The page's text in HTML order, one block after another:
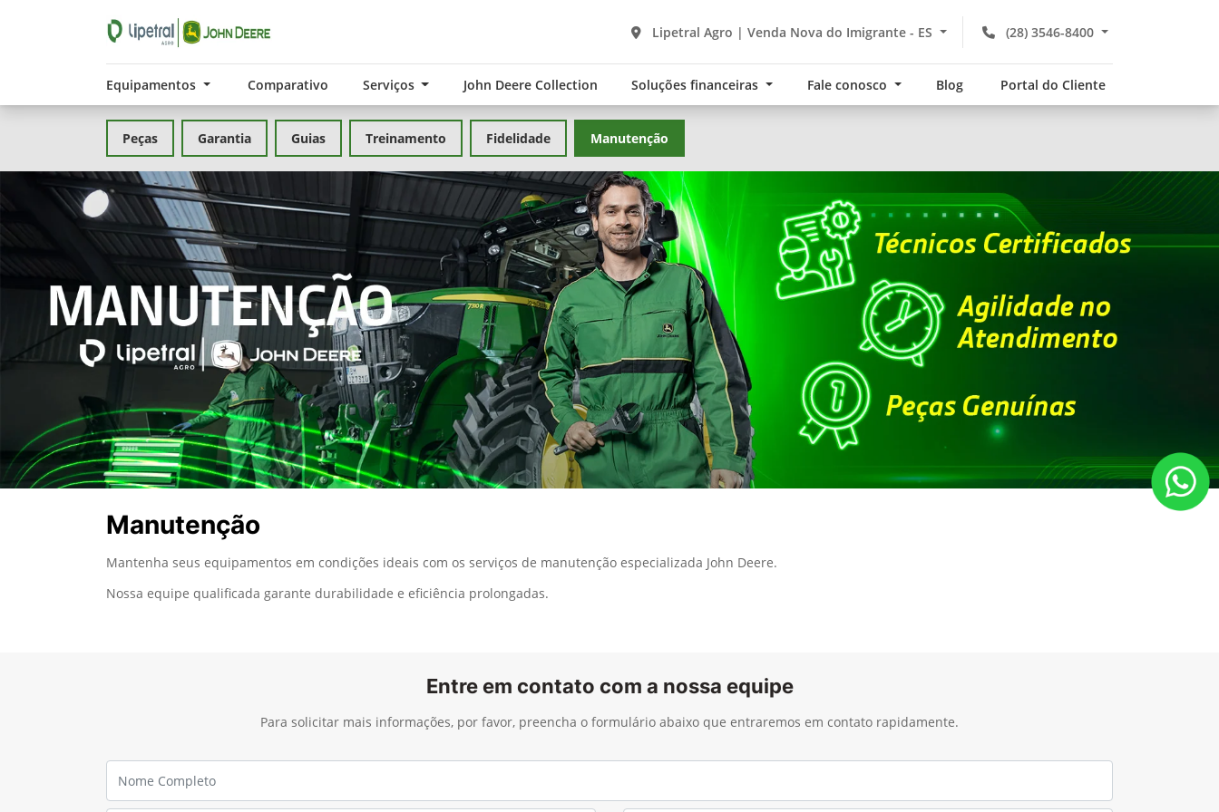
(28) 3546-8400
Lipetral Agro | Venda Nova do Imigrante - ES
Equipamentos Comparativo Serviços John Deere Collection Soluções financeiras Fale conosco Blog Portal do Cliente
Peças Garantia Guias Treinamento Fidelidade Manutenção
Manutenção
Mantenha seus equipamentos em condições ideais com os serviços de manutenção especializada John Deere.
Nossa equipe qualificada garante durabilidade e eficiência prolongadas.
Entre em contato com a nossa equipe
Para solicitar mais informações, por favor, preencha o formulário abaixo que entraremos em contato rapidamente.